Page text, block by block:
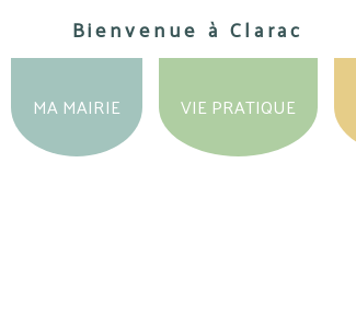
Bienvenue à Clarac
MA MAIRIE VIE PRATIQUE